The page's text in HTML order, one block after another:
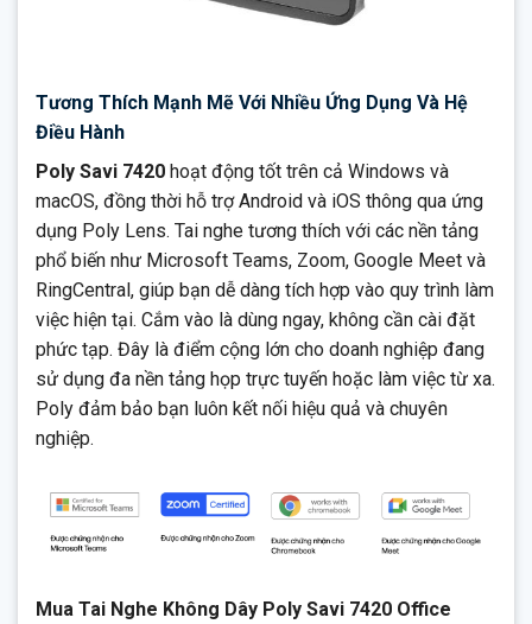
Tương Thích Mạnh Mẽ Với Nhiều Ứng Dụng Và Hệ
Điều Hành
Poly Savi 7420 hoạt động tốt trên cả Windows và
macOS, đồng thời hỗ trợ Android và iOS thông qua ứng
dụng Poly Lens. Tai nghe tương thích với các nền tảng
phổ biến như Microsoft Teams, Zoom, Google Meet và
RingCentral, giúp bạn dễ dàng tích hợp vào quy trình làm
việc hiện tại. Cắm vào là dùng ngay, không cần cài đặt
phức tạp. Đây là điểm cộng lớn cho doanh nghiệp đang
sử dụng đa nền tảng họp trực tuyến hoặc làm việc từ xa.
Poly đảm bảo bạn luôn kết nối hiệu quả và chuyên
nghiệp.
Mua Tai Nghe Không Dây Poly Savi 7420 Office